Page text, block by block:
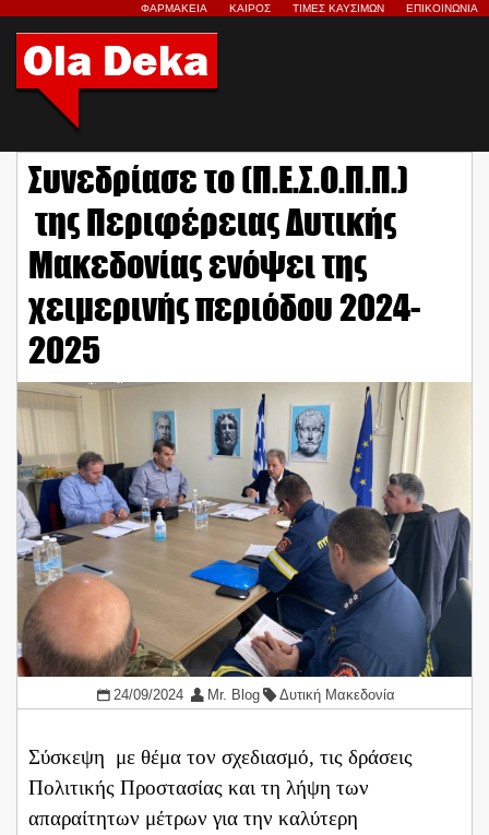
ΦΑΡΜΑΚΕΙΑ ΚΑΙΡΟΣ ΤΙΜΕΣ ΚΑΥΣΙΜΩΝ ΕΠΙΚΟΙΝΩΝΙΑ
Συνεδρίασε το (Π.Ε.Σ.Ο.Π.Π.)
της Περιφέρειας Δυτικής
Μακεδονίας ενόψει της
χειμερινής περιόδου 2024-
2025
24/09/2024 Mr. Blog Δυτική Μακεδονία
Σύσκεψη με θέμα τον σχεδιασμό, τις δράσεις
Πολιτικής Προστασίας και τη λήψη των
απαραίτητων μέτρων για την καλύτερη